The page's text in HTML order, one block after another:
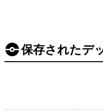
保存されたデ